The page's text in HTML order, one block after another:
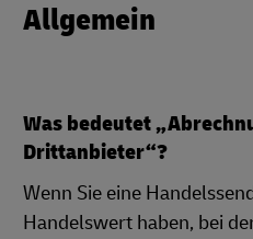
Allgemein
Was bedeutet
Drittanbieter“?
Wenn Sie eine
Handelswert haben, bei